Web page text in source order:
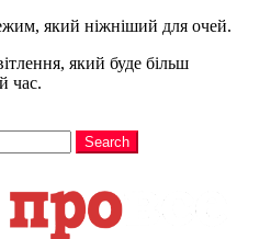
який ніжніший для очей.
який буде більш
час.
Search